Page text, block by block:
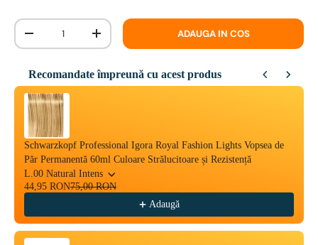
Cantitate
-
+ ADAUGA IN COS
Recomandate împreună cu acest produs
Use the Previous and Next buttons to navigate through product
Schwarzkopf Professional Igora Royal Fashion Lights Vopsea de
Păr Permanentă 60ml Culoare Strălucitoare și Rezistență
L.00 Natural Intens
44,95 RON75,00 RON
Adaugă